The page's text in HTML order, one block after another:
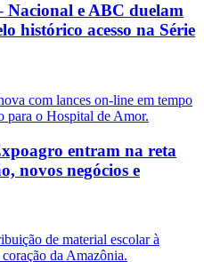
Nacional e ABC duelam
histórico acesso na Série
entram na reta
novos negócios e